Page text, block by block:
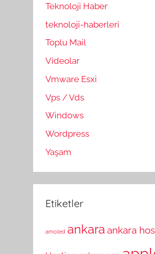
Teknoloji Haber
teknoloji-haberleri
Toplu Mail
Videolar
Vmware Esxi
Vps / Vds
Windows
Wordpress
Yaşam
Etiketler
amoled ankara ankara